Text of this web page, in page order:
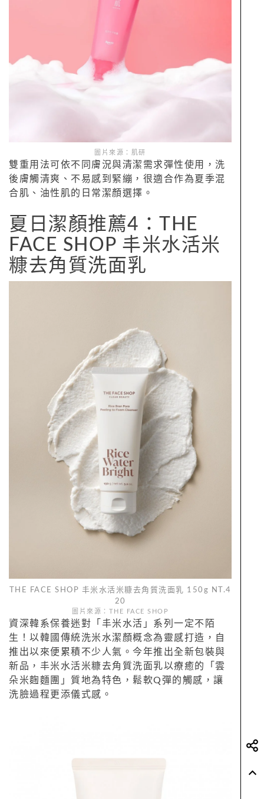
圖片來源：肌研
雙重用法可依不同膚況與清潔需求彈性使用，洗
後膚觸清爽、不易感到緊繃，很適合作為夏季混
合肌、油性肌的日常潔顏選擇。
夏日潔顏推薦4：THE
FACE SHOP 丰米水活米
糠去角質洗面乳
THE FACE SHOP 丰米水活米糠去角質洗面乳 150g NT.4
20
圖片來源：THE FACE SHOP
資深韓系保養迷對「丰米水活」系列一定不陌
生！以韓國傳統洗米水潔顏概念為靈感打造，自
推出以來便累積不少人氣。今年推出全新包裝與
新品，丰米水活米糠去角質洗面乳以療癒的「雲
朵米麴麵團」質地為特色，鬆軟Q彈的觸感，讓
洗臉過程更添儀式感。